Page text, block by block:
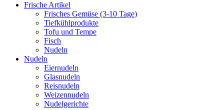
Frische Artikel
Frisches Gemüse (3-10 Tage)
Tiefkühlprodukte
Tofu und Tempe
Fisch
Nudeln
Nudeln
Eiernudeln
Glasnudeln
Reisnudeln
Weizennudeln
Nudelgerichte